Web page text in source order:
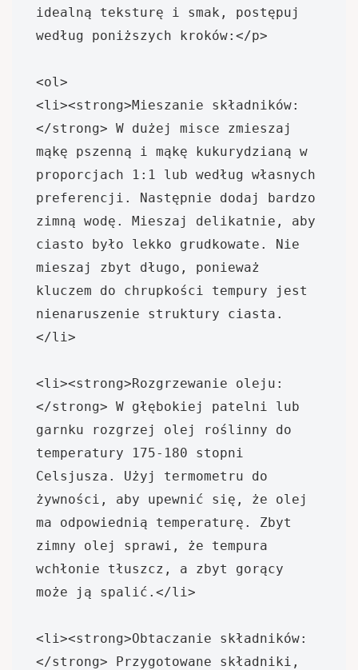
idealną teksturę i smak, postępuj
według poniższych kroków:</p>
<ol>
<li><strong>Mieszanie składników:
</strong> W dużej misce zmieszaj
mąkę pszenną i mąkę kukurydzianą w
proporcjach 1:1 lub według własnych
preferencji. Następnie dodaj bardzo
zimną wodę. Mieszaj delikatnie, aby
ciasto było lekko grudkowate. Nie
mieszaj zbyt długo, ponieważ
kluczem do chrupkości tempury jest
nienaruszenie struktury ciasta.
</li>
<li><strong>Rozgrzewanie oleju:
</strong> W głębokiej patelni lub
garnku rozgrzej olej roślinny do
temperatury 175-180 stopni
Celsjusza. Użyj termometru do
żywności, aby upewnić się, że olej
ma odpowiednią temperaturę. Zbyt
zimny olej sprawi, że tempura
wchłonie tłuszcz, a zbyt gorący
może ją spalić.</li>
<li><strong>Obtaczanie składników:
</strong> Przygotowane składniki,